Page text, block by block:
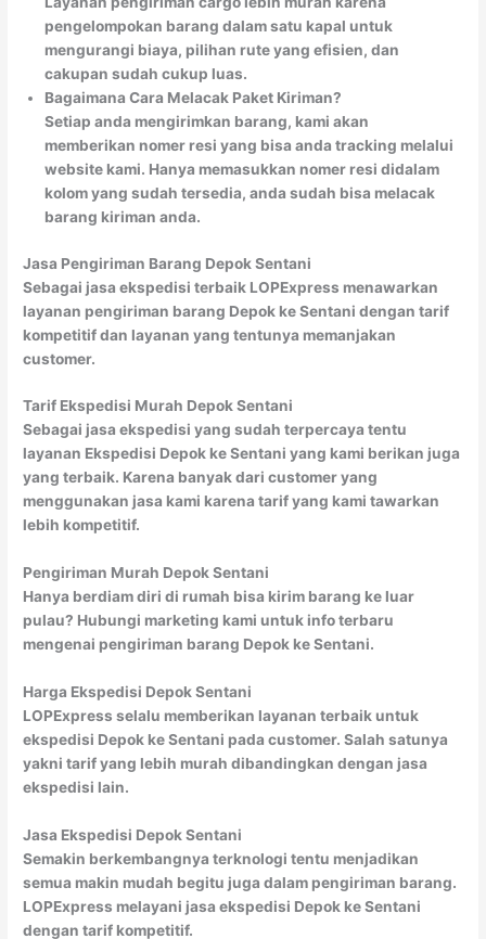
pengelompokan barang dalam satu kapal untuk
mengurangi biaya, pilihan rute yang efisien, dan
cakupan sudah cukup luas.
Bagaimana Cara Melacak Paket Kiriman?
Setiap anda mengirimkan barang, kami akan
memberikan nomer resi yang bisa anda tracking melalui
website kami. Hanya memasukkan nomer resi didalam
kolom yang sudah tersedia, anda sudah bisa melacak
barang kiriman anda.
Jasa Pengiriman Barang Depok Sentani
Sebagai jasa ekspedisi terbaik LOPExpress menawarkan
layanan pengiriman barang Depok ke Sentani dengan tarif
kompetitif dan layanan yang tentunya memanjakan
customer.
Tarif Ekspedisi Murah Depok Sentani
Sebagai jasa ekspedisi yang sudah terpercaya tentu
layanan Ekspedisi Depok ke Sentani yang kami berikan juga
yang terbaik. Karena banyak dari customer yang
menggunakan jasa kami karena tarif yang kami tawarkan
lebih kompetitif.
Pengiriman Murah Depok Sentani
Hanya berdiam diri di rumah bisa kirim barang ke luar
pulau? Hubungi marketing kami untuk info terbaru
mengenai pengiriman barang Depok ke Sentani.
Harga Ekspedisi Depok Sentani
LOPExpress selalu memberikan layanan terbaik untuk
ekspedisi Depok ke Sentani pada customer. Salah satunya
yakni tarif yang lebih murah dibandingkan dengan jasa
ekspedisi lain.
Jasa Ekspedisi Depok Sentani
Semakin berkembangnya terknologi tentu menjadikan
semua makin mudah begitu juga dalam pengiriman barang.
LOPExpress melayani jasa ekspedisi Depok ke Sentani
dengan tarif kompetitif.